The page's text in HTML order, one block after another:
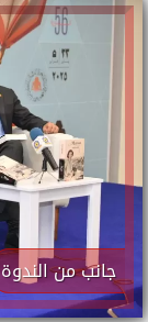
جانب من الندوة